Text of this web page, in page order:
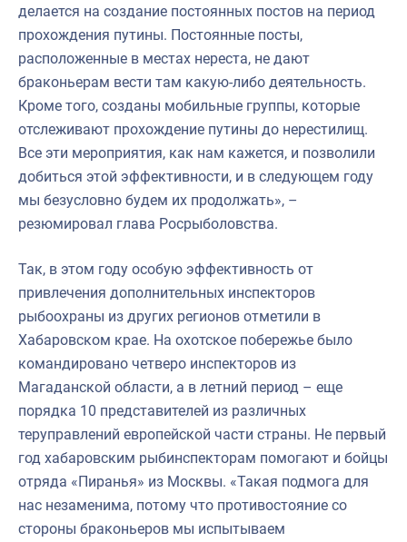
делается на создание постоянных постов на период
прохождения путины. Постоянные посты,
расположенные в местах нереста, не дают
браконьерам вести там какую-либо деятельность.
Кроме того, созданы мобильные группы, которые
отслеживают прохождение путины до нерестилищ.
Все эти мероприятия, как нам кажется, и позволили
добиться этой эффективности, и в следующем году
мы безусловно будем их продолжать», –
резюмировал глава Росрыболовства.
Так, в этом году особую эффективность от
привлечения дополнительных инспекторов
рыбоохраны из других регионов отметили в
Хабаровском крае. На охотское побережье было
командировано четверо инспекторов из
Магаданской области, а в летний период – еще
порядка 10 представителей из различных
теруправлений европейской части страны. Не первый
год хабаровским рыбинспекторам помогают и бойцы
отряда «Пиранья» из Москвы. «Такая подмога для
нас незаменима, потому что противостояние со
стороны браконьеров мы испытываем